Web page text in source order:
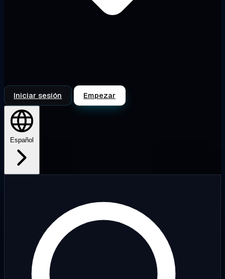
Iniciar sesión Empezar
Español